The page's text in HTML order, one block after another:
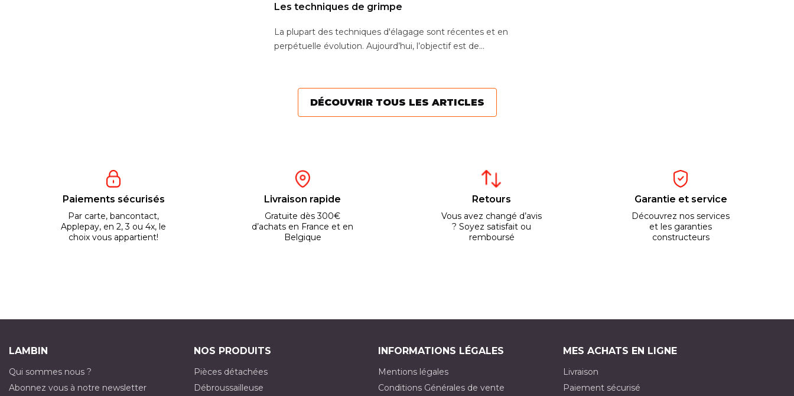
Les techniques de grimpe
La plupart des techniques d'élagage sont récentes et en
perpétuelle évolution. Aujourd’hui, l’objectif est de...
DÉCOUVRIR TOUS LES ARTICLES
Paiements sécurisés
Par carte, bancontact,
Applepay, en 2, 3 ou 4x, le
choix vous appartient!
Livraison rapide
Gratuite dès 300€
d’achats en France et en
Belgique
Retours
Vous avez changé d’avis
? Soyez satisfait ou
remboursé
Garantie et service
Découvrez nos services
et les garanties
constructeurs
LAMBIN
Qui sommes nous ?
Abonnez vous à notre newsletter
NOS PRODUITS
Pièces détachées
Débroussailleuse
INFORMATIONS LÉGALES
Mentions légales
Conditions Générales de vente
MES ACHATS EN LIGNE
Livraison
Paiement sécurisé